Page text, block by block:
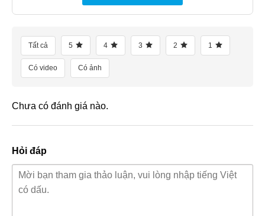
Tất cả 5 4 3 2 1
Có video Có ảnh
Chưa có đánh giá nào.
Hỏi đáp